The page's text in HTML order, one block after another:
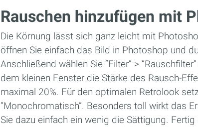
Rauschen hinzufügen mit
Die Körnung lässt sich ganz leicht mit
öffnen Sie einfach das Bild in Photoshop und
Anschließend wählen Sie “Filter” >
dem kleinen Fenster die Stärke des Rausch-
maximal 20%. Für den optimalen Retrolook
“Monochromatisch”. Besonders toll wirkt das
Sie dazu einfach ein wenig die Sättigung.